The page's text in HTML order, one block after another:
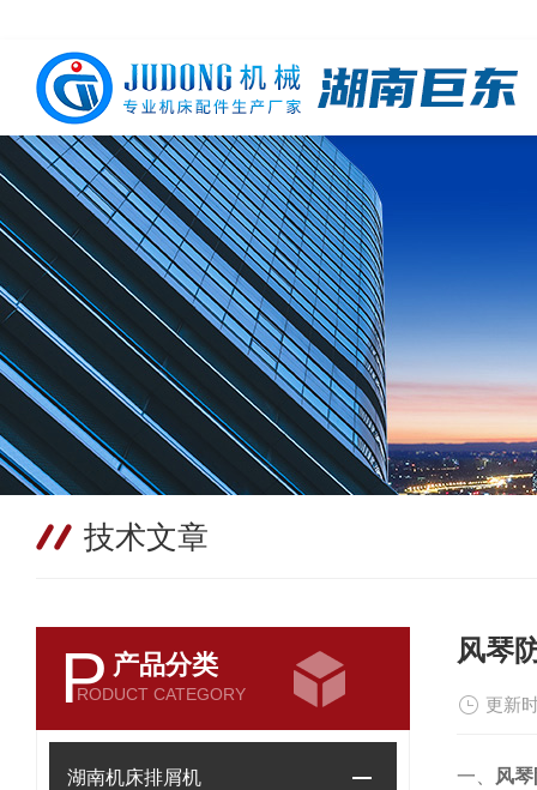
技术文章
P 产品分类
RODUCT CATEGORY
湖南机床排屑机
风琴
更新
一、
风